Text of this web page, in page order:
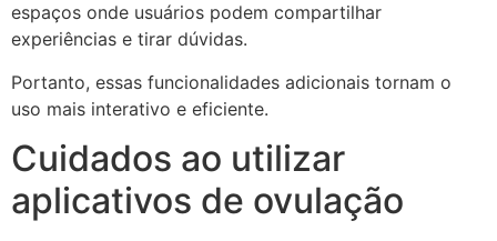
espaços onde usuários podem compartilhar
experiências e tirar dúvidas.
Portanto, essas funcionalidades adicionais tornam o
uso mais interativo e eficiente.
Cuidados ao utilizar
aplicativos de ovulação